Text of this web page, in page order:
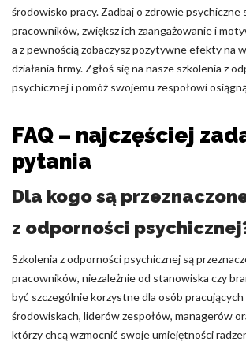
środowisko pracy. Zadbaj o zdrowie psychiczne
pracowników, zwiększ ich zaangażowanie i
a z pewnością zobaczysz pozytywne efekty na
działania firmy. Zgłoś się na nasze szkolenia z
psychicznej i pomóż swojemu zespołowi
FAQ – najczęściej
pytania
Dla kogo są
z odporności
Szkolenia z odporności psychicznej są
pracowników, niezależnie od stanowiska czy
być szczególnie korzystne dla osób
środowiskach, liderów zespołów, managerów
którzy chcą wzmocnić swoje umiejętności